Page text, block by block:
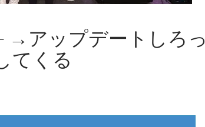
→アップデートしろっ
てくる